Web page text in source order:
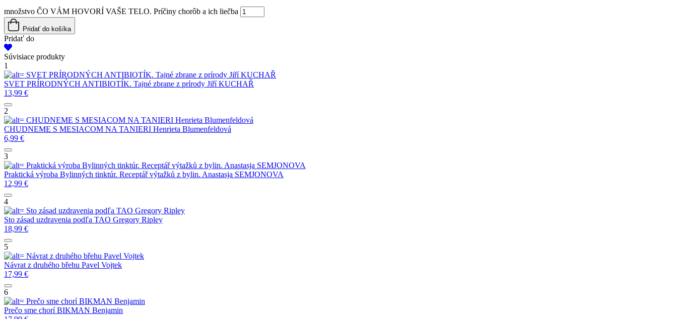
množstvo ČO VÁM HOVORÍ VAŠE TELO. Príčiny chorôb a ich liečba
Pridať do košíka
Pridať do
Súvisiace produkty
1
SVET PRÍRODNÝCH ANTIBIOTÍK. Tajné zbrane z prírody Jiří KUCHAŘ
SVET PRÍRODNÝCH ANTIBIOTÍK. Tajné zbrane z prírody Jiří KUCHAŘ
13,99 €
2
CHUDNEME S MESIACOM NA TANIERI Henrieta Blumenfeldová
CHUDNEME S MESIACOM NA TANIERI Henrieta Blumenfeldová
6,99 €
3
Praktická výroba Bylinných tinktúr. Receptář výtažků z bylin. Anastasja SEMJONOVA
Praktická výroba Bylinných tinktúr. Receptář výtažků z bylin. Anastasja SEMJONOVA
12,99 €
4
Sto zásad uzdravenia podľa TAO Gregory Ripley
Sto zásad uzdravenia podľa TAO Gregory Ripley
18,99 €
5
Návrat z druhého břehu Pavel Vojtek
Návrat z druhého břehu Pavel Vojtek
17,99 €
6
Prečo sme chorí BIKMAN Benjamin
Prečo sme chorí BIKMAN Benjamin